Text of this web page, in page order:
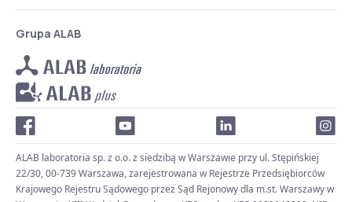
Grupa ALAB
ALAB laboratoria sp. z o.o. z siedzibą w Warszawie przy ul. Stępińskiej
22/30, 00-739 Warszawa, zarejestrowana w Rejestrze Przedsiębiorców
Krajowego Rejestru Sądowego przez Sąd Rejonowy dla m.st. Warszawy w